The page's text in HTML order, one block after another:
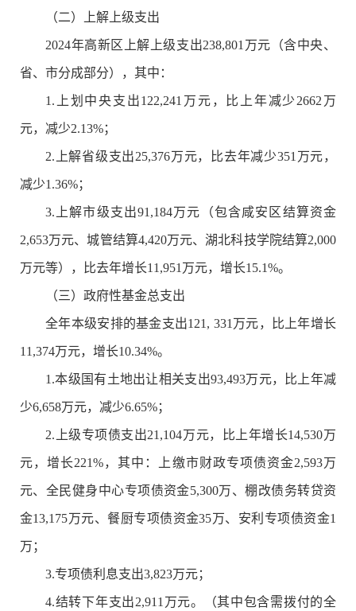
（二）上解上级支出
2024年高新区上解上级支出238,801万元（含中央、
省、市分成部分），其中：
1.上划中央支出122,241万元，比上年减少2662万
元，减少2.13%；
2.上解省级支出25,376万元，比去年减少351万元，
减少1.36%；
3.上解市级支出91,184万元（包含咸安区结算资金
2,653万元、城管结算4,420万元、湖北科技学院结算2,000
万元等），比去年增长11,951万元，增长15.1%。
（三）政府性基金总支出
全年本级安排的基金支出121, 331万元，比上年增长
11,374万元，增长10.34%。
1.本级国有土地出让相关支出93,493万元，比上年减
少6,658万元，减少6.65%；
2.上级专项债支出21,104万元，比上年增长14,530万
元，增长221%，其中：上缴市财政专项债资金2,593万
元、全民健身中心专项债资金5,300万、棚改债务转贷资
金13,175万元、餐厨专项债资金35万、安利专项债资金1
万；
3.专项债利息支出3,823万元；
4.结转下年支出2,911万元。（其中包含需拨付的全